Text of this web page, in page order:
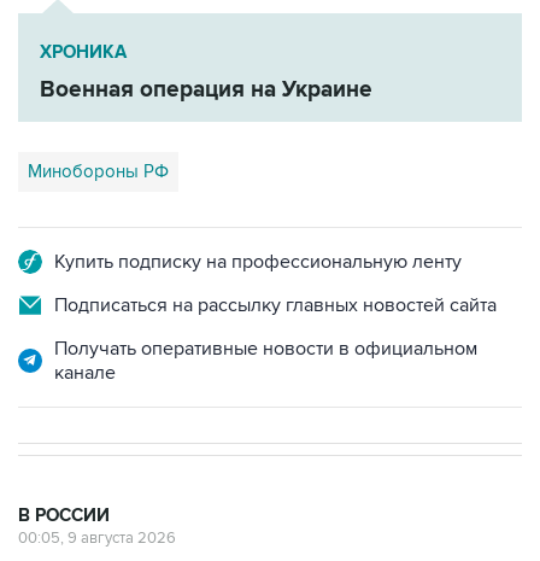
ХРОНИКА
Военная операция на Украине
Минобороны РФ
Купить подписку на профессиональную ленту
Подписаться на рассылку главных новостей сайта
Получать оперативные новости в официальном
канале
В РОССИИ
00:05, 9 августа 2026